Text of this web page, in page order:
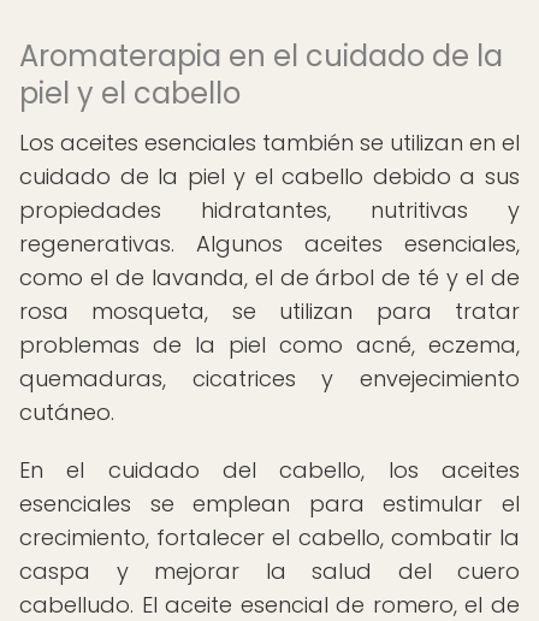
Aromaterapia en el cuidado de la
piel y el cabello
Los aceites esenciales también se utilizan en el
cuidado de la piel y el cabello debido a sus
propiedades hidratantes, nutritivas y
regenerativas. Algunos aceites esenciales,
como el de lavanda, el de árbol de té y el de
rosa mosqueta, se utilizan para tratar
problemas de la piel como acné, eczema,
quemaduras, cicatrices y envejecimiento
cutáneo.
En el cuidado del cabello, los aceites
esenciales se emplean para estimular el
crecimiento, fortalecer el cabello, combatir la
caspa y mejorar la salud del cuero
cabelludo. El aceite esencial de romero, el de